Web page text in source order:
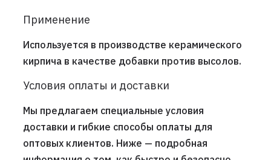
Применение
Используется в производстве керамического
кирпича в качестве добавки против высолов.
Условия оплаты и доставки
Мы предлагаем специальные условия
доставки и гибкие способы оплаты для
оптовых клиентов. Ниже — подробная